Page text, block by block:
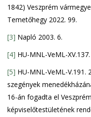
1842) Veszprém
Temetőhegy 2022. 99.
[3] Napló 2003. 6.
[4] HU-MNL-VeML-
[5] HU-MNL-VeML-V.191.
szegények
16-án fogadta el
képviselőtestületének